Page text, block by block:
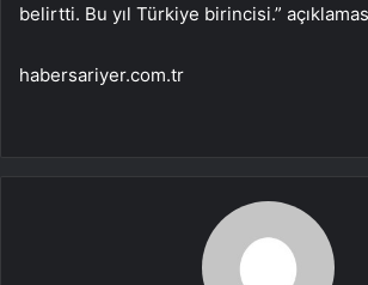
belirtti. Bu yıl Türkiye birincisi.”
habersariyer.com.tr